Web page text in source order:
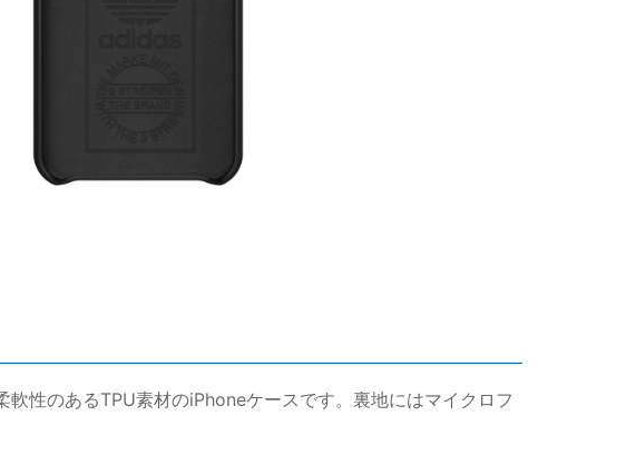
性のあるTPU素材のiPhoneケースです。裏地にはマイクロフ